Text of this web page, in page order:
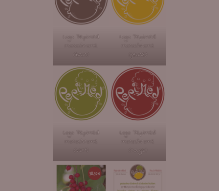
Logo Pepimed
monochrome
(brun)
Logo Pepimed
monochrome
(jaune)
Logo Pepimed
monochrome
(vert)
Logo Pepimed
monochrome
(rouge)